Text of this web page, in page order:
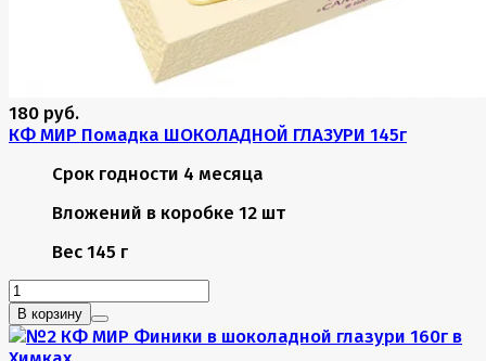
180 руб.
КФ МИР Помадка ШОКОЛАДНОЙ ГЛАЗУРИ 145г
Срок годности 4 месяца
Вложений в коробке 12 шт
Вес 145 г
В корзину